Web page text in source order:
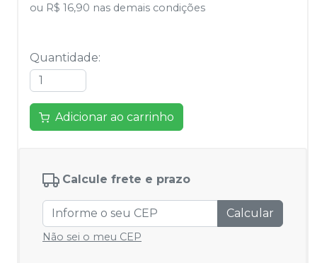
ou R$ 16,90 nas demais condições
Quantidade:
Adicionar ao carrinho
Calcule frete e prazo
Calcular
Não sei o meu CEP